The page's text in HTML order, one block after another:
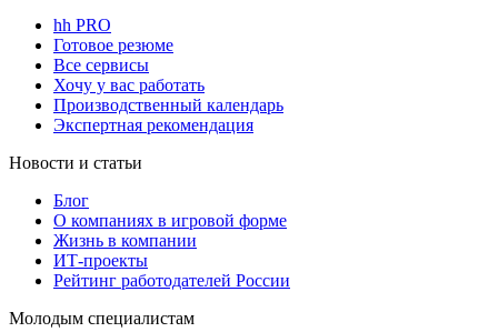
hh PRO
Готовое резюме
Все сервисы
Хочу у вас работать
Производственный календарь
Экспертная рекомендация
Новости и статьи
Блог
О компаниях в игровой форме
Жизнь в компании
ИТ-проекты
Рейтинг работодателей России
Молодым специалистам